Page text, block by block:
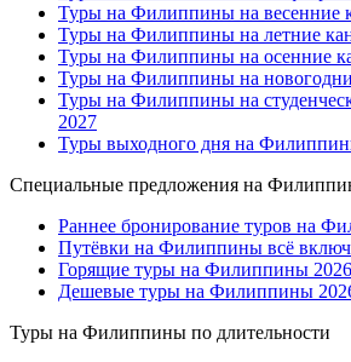
Туры на Филиппины на весенние
Туры на Филиппины на летние
Туры на Филиппины на осенние
Туры на Филиппины на
Туры на Филиппины на
2027
Туры выходного дня на
Специальные предложения на
Раннее бронирование туров на
Путёвки на Филиппины всё
Горящие туры на Филиппины 2026
Дешевые туры на Филиппины
Туры на Филиппины по длительности